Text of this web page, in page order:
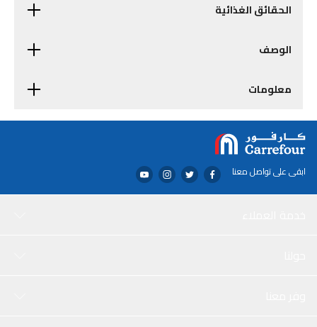
الحقائق الغذائية
الوصف
معلومات
ابقى على تواصل معنا